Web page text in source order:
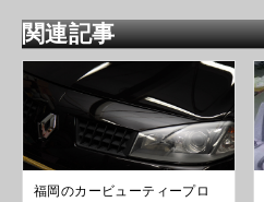
関連記事
福岡のカービューティープロ